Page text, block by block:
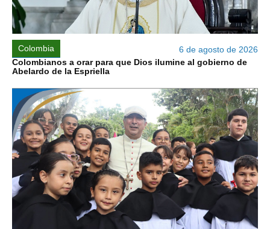
Colombia
6 de agosto de 2026
Colombianos a orar para que Dios ilumine al gobierno de
Abelardo de la Espriella